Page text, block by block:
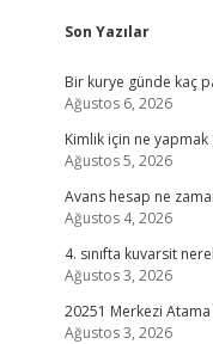
Sidebar
Son Yazılar
Bir kurye günde kaç
Ağustos 6, 2026
Kimlik için ne yapmak
Ağustos 5, 2026
Avans hesap ne
Ağustos 4, 2026
4. sınıfta kuvarsit
Ağustos 3, 2026
20251 Merkezi Atama
Ağustos 3, 2026